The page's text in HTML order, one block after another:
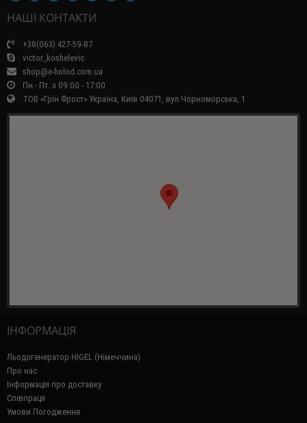
НАШІ КОНТАКТИ
+38(063) 427-59-87
victor_koshelevic
shop@e-holod.com.ua
Пн.- Пт. з 09:00 - 17:00
ТОВ «Грін Фрост» Україна, Київ 04071, вул.Чорноморська, 1
ІНФОРМАЦІЯ
Льодогенератор HIGEL (Німеччина)
Про нас
Інформація про доставку
Співпраця
Умови Погодження